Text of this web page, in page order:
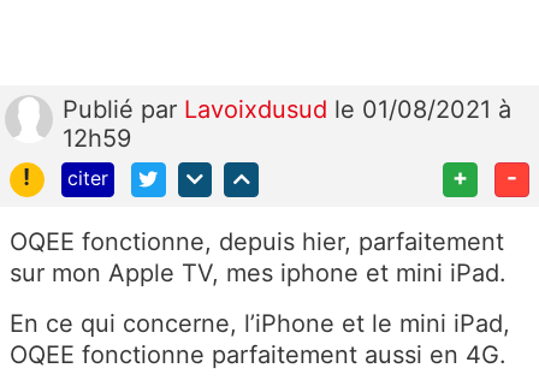
Publié par Lavoixdusud le 01/08/2021 à
12h59
!
citer + -
OQEE fonctionne, depuis hier, parfaitement
sur mon Apple TV, mes iphone et mini iPad.
En ce qui concerne, l’iPhone et le mini iPad,
OQEE fonctionne parfaitement aussi en 4G.